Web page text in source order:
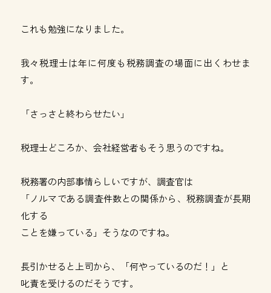
これも勉強になりました。
我々税理士は年に何度も税務調査の場面に出くわせま
す。
「さっさと終わらせたい」
税理士どころか、会社経営者もそう思うのですね。
税務署の内部事情らしいですが、調査官は
「ノルマである調査件数との関係から、税務調査が長期
化する
ことを嫌っている」そうなのですね。
長引かせると上司から、「何やっているのだ！」と
叱責を受けるのだそうです。